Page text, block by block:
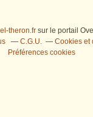
theron.fr sur le portail
C.G.U.
Cookies et
Préférences cookies